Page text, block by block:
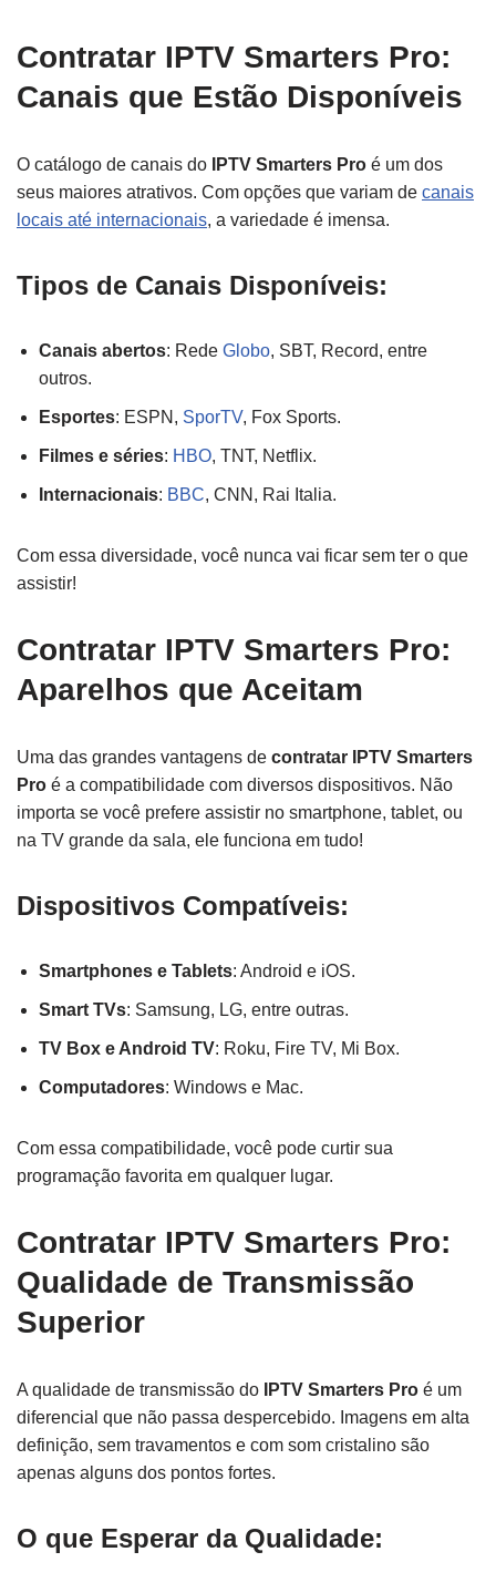
Contratar IPTV Smarters Pro:
Canais que Estão Disponíveis
O catálogo de canais do IPTV Smarters Pro é um dos
seus maiores atrativos. Com opções que variam de canais
locais até internacionais, a variedade é imensa.
Tipos de Canais Disponíveis:
Canais abertos: Rede Globo, SBT, Record, entre
outros.
Esportes: ESPN, SporTV, Fox Sports.
Filmes e séries: HBO, TNT, Netflix.
Internacionais: BBC, CNN, Rai Italia.
Com essa diversidade, você nunca vai ficar sem ter o que
assistir!
Contratar IPTV Smarters Pro:
Aparelhos que Aceitam
Uma das grandes vantagens de contratar IPTV Smarters
Pro é a compatibilidade com diversos dispositivos. Não
importa se você prefere assistir no smartphone, tablet, ou
na TV grande da sala, ele funciona em tudo!
Dispositivos Compatíveis:
Smartphones e Tablets: Android e iOS.
Smart TVs: Samsung, LG, entre outras.
TV Box e Android TV: Roku, Fire TV, Mi Box.
Computadores: Windows e Mac.
Com essa compatibilidade, você pode curtir sua
programação favorita em qualquer lugar.
Contratar IPTV Smarters Pro:
Qualidade de Transmissão
Superior
A qualidade de transmissão do IPTV Smarters Pro é um
diferencial que não passa despercebido. Imagens em alta
definição, sem travamentos e com som cristalino são
apenas alguns dos pontos fortes.
O que Esperar da Qualidade: